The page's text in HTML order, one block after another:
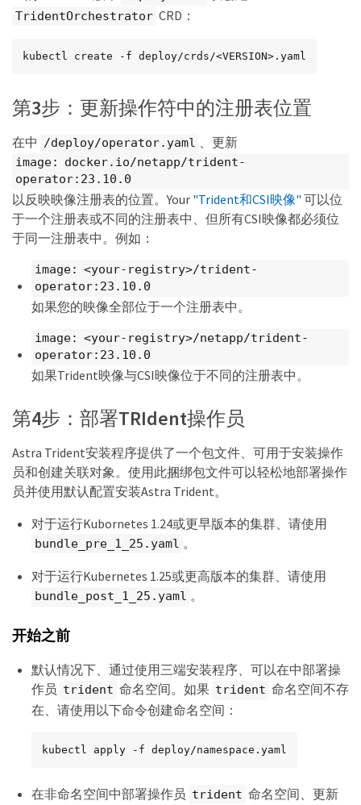
TridentOrchestrator CRD：
kubectl create -f deploy/crds/<VERSION>.yaml
第3步：更新操作符中的注册表位置
在中 /deploy/operator.yaml 、更新
image: docker.io/netapp/trident-
operator:23.10.0
以反映映像注册表的位置。Your "Trident和CSI映像" 可以位
于一个注册表或不同的注册表中、但所有CSI映像都必须位
于同一注册表中。例如：
image: <your-registry>/trident-
operator:23.10.0
如果您的映像全部位于一个注册表中。
image: <your-registry>/netapp/trident-
operator:23.10.0
如果Trident映像与CSI映像位于不同的注册表中。
第4步：部署TRIdent操作员
Astra Trident安装程序提供了一个包文件、可用于安装操作
员和创建关联对象。使用此捆绑包文件可以轻松地部署操作
员并使用默认配置安装Astra Trident。
对于运行Kubornetes 1.24或更早版本的集群、请使用
bundle_pre_1_25.yaml 。
对于运行Kubernetes 1.25或更高版本的集群、请使用
bundle_post_1_25.yaml 。
开始之前
默认情况下、通过使用三端安装程序、可以在中部署操
作员 trident 命名空间。如果 trident 命名空间不存
在、请使用以下命令创建命名空间：
kubectl apply -f deploy/namespace.yaml
在非命名空间中部署操作员 trident 命名空间、更新